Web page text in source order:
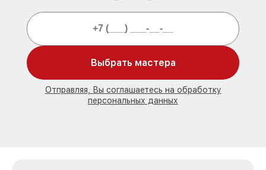
Выбрать мастера
Отправляя, Вы соглашаетесь на обработку
персональных данных